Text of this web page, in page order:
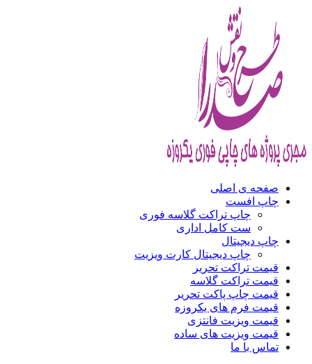
صفحه ی اصلی
چاپ افست
چاپ تراکت گلاسه فوری
ست کامل اداری
چاپ دیجیتال
چاپ دیجیتال کارت ویزیت
قیمت تراکت تحریر
قیمت تراکت گلاسه
قیمت چاپ پاکت تحریر
قیمت فرم های یکروزه
قیمت ویزیت فانتزی
قیمت ویزیت های ساده
تماس با ما